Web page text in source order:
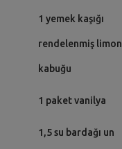
1 yemek kaşığı
rendelenmiş limon
kabuğu
1 paket vanilya
1,5 su bardağı un